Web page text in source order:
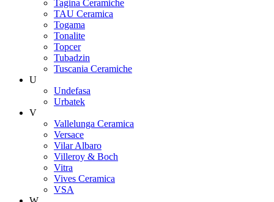
Tagina Ceramiche
TAU Ceramica
Togama
Tonalite
Topcer
Tubadzin
Tuscania Ceramiche
U
Undefasa
Urbatek
V
Vallelunga Ceramica
Versace
Vilar Albaro
Villeroy & Boch
Vitra
Vives Ceramica
VSA